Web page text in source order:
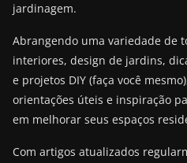
jardinagem.
Abrangendo uma variedade de
interiores, design de jardins,
e projetos DIY (faça você
orientações úteis e inspiração
em melhorar seus espaços
Com artigos atualizados